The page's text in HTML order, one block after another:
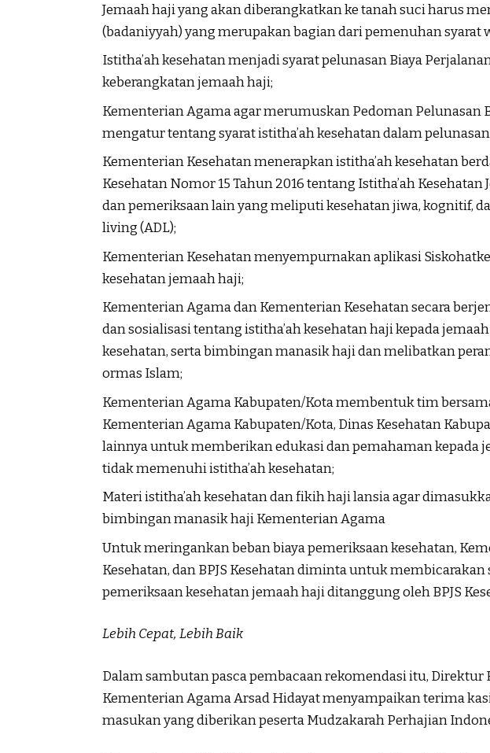
Jemaah haji yang akan diberangkatkan ke tanah suci harus
(badaniyyah) yang merupakan bagian dari pemenuhan syarat
Istitha’ah kesehatan menjadi syarat pelunasan Biaya
keberangkatan jemaah haji;
Kementerian Agama agar merumuskan Pedoman Pelunasan
mengatur tentang syarat istitha’ah kesehatan dalam
Kementerian Kesehatan menerapkan istitha’ah kesehatan
Kesehatan Nomor 15 Tahun 2016 tentang Istitha’ah
dan pemeriksaan lain yang meliputi kesehatan jiwa, kognitif,
living (ADL);
Kementerian Kesehatan menyempurnakan aplikasi
kesehatan jemaah haji;
Kementerian Agama dan Kementerian Kesehatan secara
dan sosialisasi tentang istitha’ah kesehatan haji kepada
kesehatan, serta bimbingan manasik haji dan melibatkan
ormas Islam;
Kementerian Agama Kabupaten/Kota membentuk tim
Kementerian Agama Kabupaten/Kota, Dinas Kesehatan
lainnya untuk memberikan edukasi dan pemahaman kepada
tidak memenuhi istitha’ah kesehatan;
Materi istitha’ah kesehatan dan fikih haji lansia agar
bimbingan manasik haji Kementerian Agama
Untuk meringankan beban biaya pemeriksaan kesehatan,
Kesehatan, dan BPJS Kesehatan diminta untuk
pemeriksaan kesehatan jemaah haji ditanggung oleh BPJS
Lebih Cepat, Lebih Baik
Dalam sambutan pasca pembacaan rekomendasi itu, Direktur
Kementerian Agama Arsad Hidayat menyampaikan terima
masukan yang diberikan peserta Mudzakarah Perhajian